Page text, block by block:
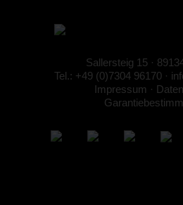
Sallersteig 15 ·
Tel.: +49 (0)7304 96170 ·
Impressum ·